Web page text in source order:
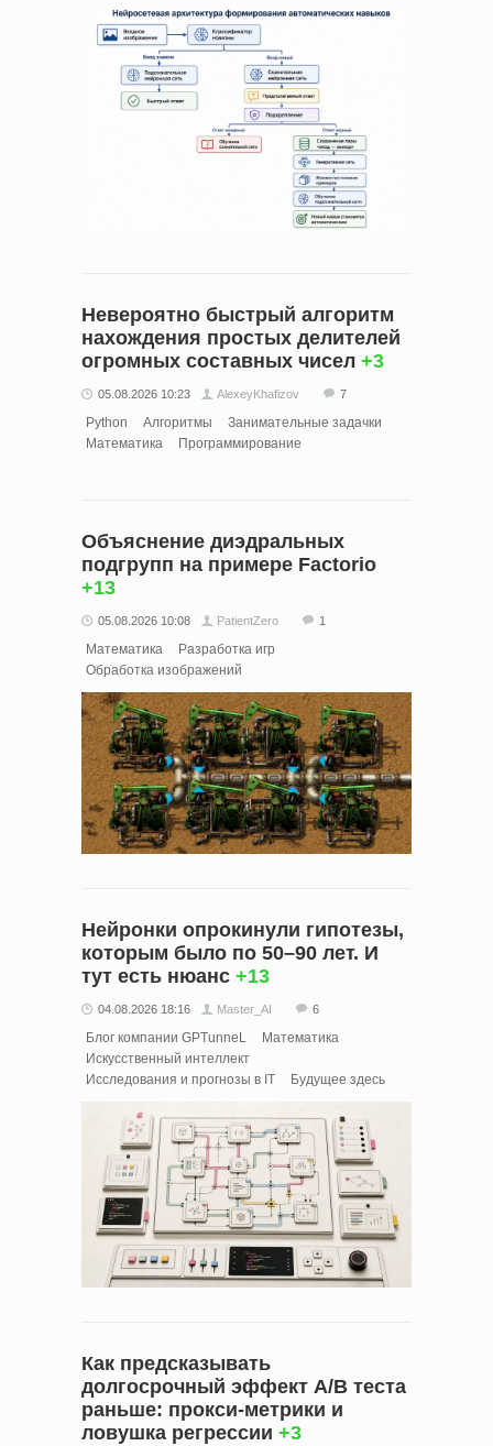
Невероятно быстрый алгоритм
нахождения простых делителей
огромных составных чисел +3
05.08.2026 10:23 AlexeyKhafizov 7
Python Алгоритмы
Занимательные задачки
Математика
Программирование
Объяснение диэдральных
подгрупп на примере Factorio
+13
05.08.2026 10:08 PatientZero 1
Математика
Разработка игр
Обработка изображений
Нейронки опрокинули гипотезы,
которым было по 50–90 лет. И
тут есть нюанс +13
04.08.2026 18:16 Master_AI 6
Блог компании GPTunneL
Математика
Искусственный интеллект
Исследования и прогнозы в IT
Будущее здесь
Как предсказывать
долгосрочный эффект A/B теста
раньше: прокси-метрики и
ловушка регрессии +3